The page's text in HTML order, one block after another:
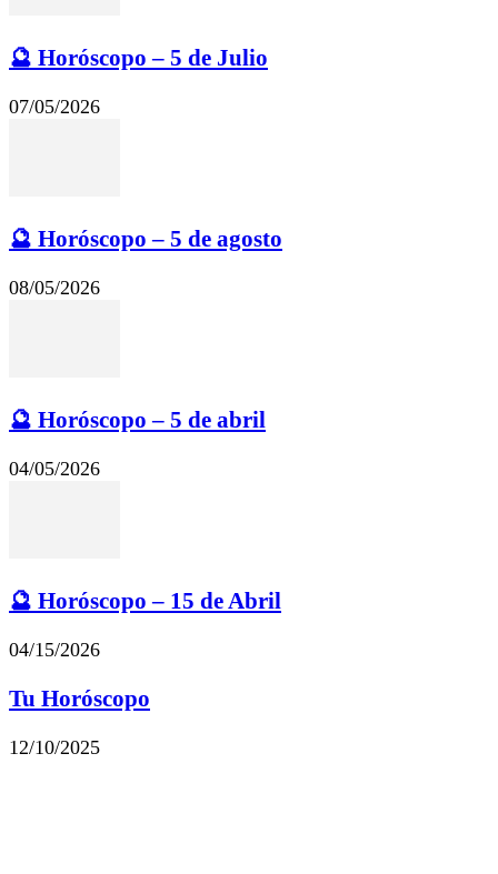
🔮 Horóscopo – 5 de Julio
07/05/2026
🔮 Horóscopo – 5 de agosto
08/05/2026
🔮 Horóscopo – 5 de abril
04/05/2026
🔮 Horóscopo – 15 de Abril
04/15/2026
Tu Horóscopo
12/10/2025